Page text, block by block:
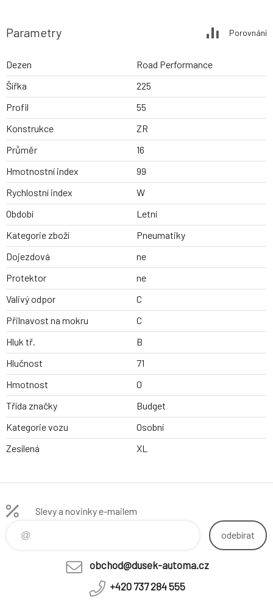
Parametry Porovnání
Dezen
Road Performance
Šířka
225
Profil
55
Konstrukce
ZR
Průměr
16
Hmotnostní index
99
Rychlostní index
W
Období
Letní
Kategorie zboží
Pneumatiky
Dojezdová
ne
Protektor
ne
Valivý odpor
C
Přilnavost na mokru
C
Hluk tř.
B
Hlučnost
71
Hmotnost
0
Třída značky
Budget
Kategorie vozu
Osobní
Zesílená
XL
Slevy a novinky e-mailem
odebírat
obchod@dusek-automa.cz
+420 737 284 555